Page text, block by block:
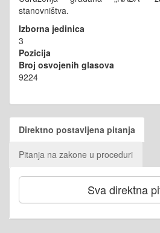
stanovništva.
Izborna jedinica
3
Pozicija
Broj osvojenih glasova
9224
Direktno postavljena pitanja
Pitanja na zakone u proceduri
Sva direktna